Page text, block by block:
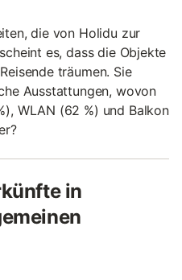
die von Holidu zur
es, dass die Objekte
träumen. Sie
Ausstattungen, wovon
WLAN (62 %) und Balkon
in